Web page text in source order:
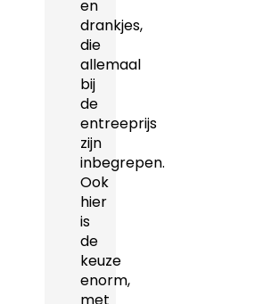
en
drankjes,
die
allemaal
bij
de
entreeprijs
zijn
inbegrepen.
Ook
hier
is
de
keuze
enorm,